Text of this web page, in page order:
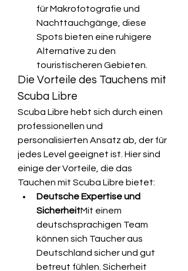
für Makrofotografie und
Nachttauchgänge, diese
Spots bieten eine ruhigere
Alternative zu den
touristischeren Gebieten.
Die Vorteile des Tauchens mit
Scuba Libre
Scuba Libre hebt sich durch einen
professionellen und
personalisierten Ansatz ab, der für
jedes Level geeignet ist. Hier sind
einige der Vorteile, die das
Tauchen mit Scuba Libre bietet:
Deutsche Expertise und
SicherheitMit einem
deutschsprachigen Team
können sich Taucher aus
Deutschland sicher und gut
betreut fühlen. Sicherheit